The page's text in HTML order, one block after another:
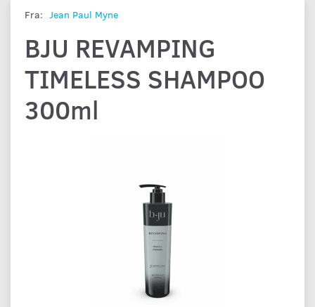
Fra: Jean Paul Myne
BJU REVAMPING
TIMELESS SHAMPOO
300ml